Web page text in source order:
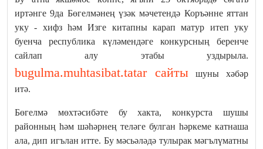
иртәнге 9да Бөгелмәнең үзәк мәчетендә Коръәнне яттан
уку - хифз һәм Изге китапны карап матур итеп уку
буенча республика күләмендәге конкурсның беренче
сайлап алу этабы уздырыла.
bugulma.muhtasibat.tatar сайты шуны хәбәр
итә.
Бөгелмә мөхтәсибәте бу хакта, конкурста шушы
районның һәм шәһәрнең теләге булган һәркеме катнаша
ала, дип игълан итте. Бу мәсьәләдә тулырак мәгълүматны